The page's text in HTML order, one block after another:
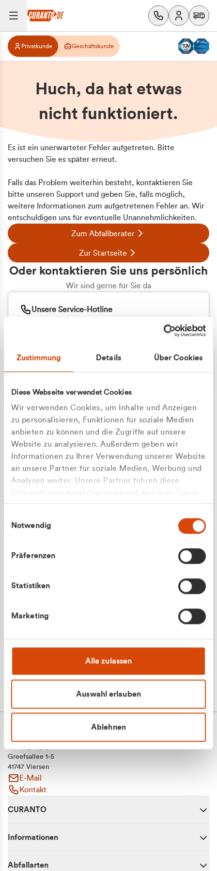
Zustimmung Details Über Cookies
Diese Webseite verwendet Cookies
Wir verwenden Cookies, um Inhalte und Anzeigen
zu personalisieren, Funktionen für soziale Medien
anbieten zu können und die Zugriffe auf unsere
Website zu analysieren. Außerdem geben wir
Informationen zu Ihrer Verwendung unserer Website
an unsere Partner für soziale Medien, Werbung und
Analysen weiter. Unsere Partner führen diese
zusammen, die Sie ihnen bereitgestellt haben oder
gesammelt haben.
Notwendig
Präferenzen
Statistiken
Marketing
Alle zulassen
Auswahl erlauben
Ablehnen
Privatkunde Geschäftskunde
Huch, da hat etwas
nicht funktioniert.
Es ist ein unerwarteter Fehler aufgetreten. Bitte
versuchen Sie es später erneut.
Falls das Problem weiterhin besteht, kontaktieren Sie
bitte unseren Support und geben Sie, falls möglich,
weitere Informationen zum aufgetretenen Fehler an. Wir
entschuldigen uns für eventuelle Unannehmlichkeiten.
Zum Abfallberater
Zur Startseite
Oder kontaktieren Sie uns persönlich
Wir sind gerne für Sie da
Unsere Service-Hotline
+49 177 8376058
Apilash Balanesan
Greefsallee 1-5
41747 Viersen
E-Mail
Kontakt
CURANTO
Informationen
Abfallarten